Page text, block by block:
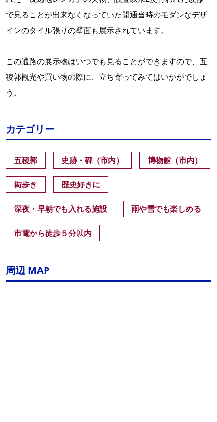
で見ることが出来なくなっていた開通当時のモダンなデザ
インのタイル張りの壁面も展示されています。
この通路の展示物はいつでも見ることができますので、五
稜郭観光や買い物の際に、立ち寄ってみてはいかがでしょ
う。
カテゴリー
五稜郭 史跡・碑（市内） 博物館（市内）
街歩き 歴史好きに
深夜・早朝でも入れる施設 雨や雪でも楽しめる
市電から徒歩５分以内
周辺 MAP